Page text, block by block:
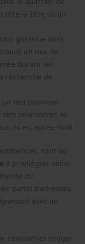
tête-à-tête ou un
garantie dans
un mix de
durant les
recherche de
: un lieu convivial
rencontres au
ou en après-midi.
sont au
à privilégier selon
ou
panel d’adresses
avec un
rencontres cougar